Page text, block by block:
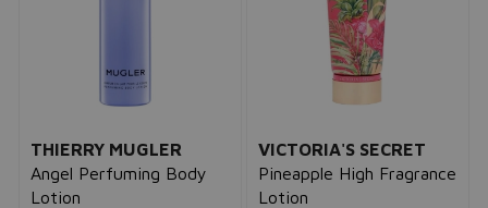
THIERRY MUGLER
Angel Perfuming Body
Lotion
VICTORIA'S SECRET
Pineapple High Fragrance
Lotion